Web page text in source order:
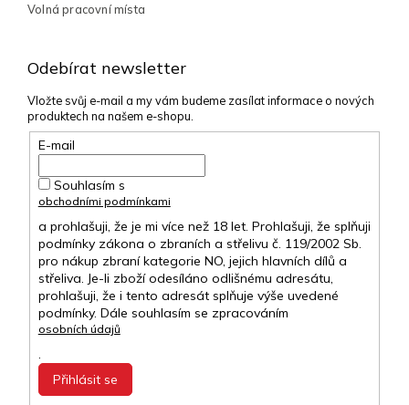
Odebírat newsletter
Vložte svůj e-mail a my vám budeme zasílat informace o nových
produktech na našem e-shopu.
E-mail
Souhlasím s
obchodními podmínkami
a prohlašuji, že je mi více než 18 let. Prohlašuji, že splňuji
podmínky zákona o zbraních a střelivu č. 119/2002 Sb.
pro nákup zbraní kategorie NO, jejich hlavních dílů a
střeliva. Je-li zboží odesíláno odlišnému adresátu,
prohlašuji, že i tento adresát splňuje výše uvedené
podmínky. Dále souhlasím se zpracováním
osobních údajů
.
Přihlásit se
Volná pracovní místa